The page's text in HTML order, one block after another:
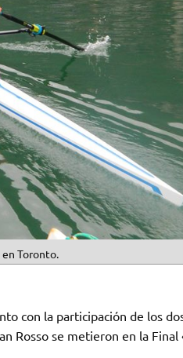
Toronto.
con la participación de los
Rosso se metieron en la Final